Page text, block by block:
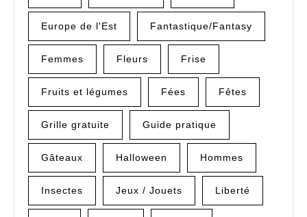
Europe de l'Est Fantastique/Fantasy
Femmes Fleurs Frise
Fruits et légumes Fées Fêtes
Grille gratuite Guide pratique
Gâteaux Halloween Hommes
Insectes Jeux / Jouets Liberté